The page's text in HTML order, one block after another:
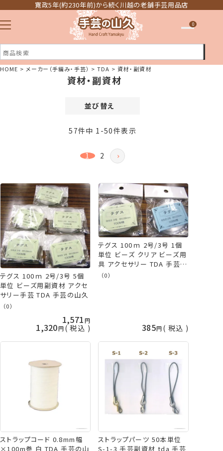
寛政5年(約230年前)から続く川越の老舗手芸用品店
注文履歴
0
HOME メーカー（手編み・手芸） TDA 資材・副資材
資材・副資材
並び替え
価格が高い順
登録順
レビュー順
57件中 1 -50件表示
1 2
テグス 100ｍ 2号/3号 5個
単位 ビーズ用副資材 アクセ
サリー手芸 TDA 手芸の山久
（0）
1,571
1,320 税込
テグス 100ｍ 2号/3号 1個
単位 ビーズ クリア ビーズ用
具 アクセサリー TDA 手芸の
山久
（0）
385 税込
ストラップコード 0.8mm幅
×100m巻 白 TDA 手芸の山
ストラップパーツ 50本単位
S-1-3 手芸副資材 tda 手芸